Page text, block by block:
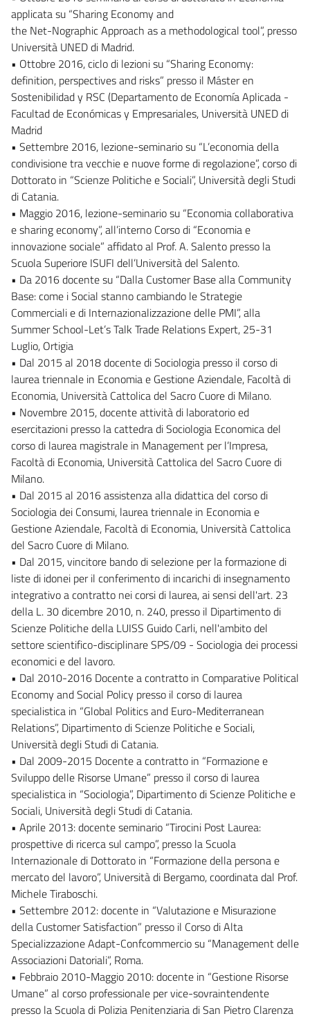
applicata su “Sharing Economy and
the Net-Nographic Approach as a methodological tool”, presso
Università UNED di Madrid.
• Ottobre 2016, ciclo di lezioni su “Sharing Economy:
definition, perspectives and risks” presso il Máster en
Sostenibilidad y RSC (Departamento de Economía Aplicada -
Facultad de Económicas y Empresariales, Università UNED di
Madrid
• Settembre 2016, lezione-seminario su “L’economia della
condivisione tra vecchie e nuove forme di regolazione”, corso di
Dottorato in “Scienze Politiche e Sociali”, Università degli Studi
di Catania.
• Maggio 2016, lezione-seminario su “Economia collaborativa
e sharing economy”, all’interno Corso di “Economia e
innovazione sociale” affidato al Prof. A. Salento presso la
Scuola Superiore ISUFI dell’Università del Salento.
• Da 2016 docente su “Dalla Customer Base alla Community
Base: come i Social stanno cambiando le Strategie
Commerciali e di Internazionalizzazione delle PMI”, alla
Summer School-Let’s Talk Trade Relations Expert, 25-31
Luglio, Ortigia
• Dal 2015 al 2018 docente di Sociologia presso il corso di
laurea triennale in Economia e Gestione Aziendale, Facoltà di
Economia, Università Cattolica del Sacro Cuore di Milano.
• Novembre 2015, docente attività di laboratorio ed
esercitazioni presso la cattedra di Sociologia Economica del
corso di laurea magistrale in Management per l’Impresa,
Facoltà di Economia, Università Cattolica del Sacro Cuore di
Milano.
• Dal 2015 al 2016 assistenza alla didattica del corso di
Sociologia dei Consumi, laurea triennale in Economia e
Gestione Aziendale, Facoltà di Economia, Università Cattolica
del Sacro Cuore di Milano.
• Dal 2015, vincitore bando di selezione per la formazione di
liste di idonei per il conferimento di incarichi di insegnamento
integrativo a contratto nei corsi di laurea, ai sensi dell'art. 23
della L. 30 dicembre 2010, n. 240, presso il Dipartimento di
Scienze Politiche della LUISS Guido Carli, nell'ambito del
settore scientifico-disciplinare SPS/09 - Sociologia dei processi
economici e del lavoro.
• Dal 2010-2016 Docente a contratto in Comparative Political
Economy and Social Policy presso il corso di laurea
specialistica in “Global Politics and Euro-Mediterranean
Relations”, Dipartimento di Scienze Politiche e Sociali,
Università degli Studi di Catania.
• Dal 2009-2015 Docente a contratto in “Formazione e
Sviluppo delle Risorse Umane” presso il corso di laurea
specialistica in “Sociologia”, Dipartimento di Scienze Politiche e
Sociali, Università degli Studi di Catania.
• Aprile 2013: docente seminario “Tirocini Post Laurea:
prospettive di ricerca sul campo”, presso la Scuola
Internazionale di Dottorato in “Formazione della persona e
mercato del lavoro”, Università di Bergamo, coordinata dal Prof.
Michele Tiraboschi.
• Settembre 2012: docente in “Valutazione e Misurazione
della Customer Satisfaction” presso il Corso di Alta
Specializzazione Adapt-Confcommercio su “Management delle
Associazioni Datoriali”, Roma.
• Febbraio 2010-Maggio 2010: docente in “Gestione Risorse
Umane” al corso professionale per vice-sovraintendente
presso la Scuola di Polizia Penitenziaria di San Pietro Clarenza